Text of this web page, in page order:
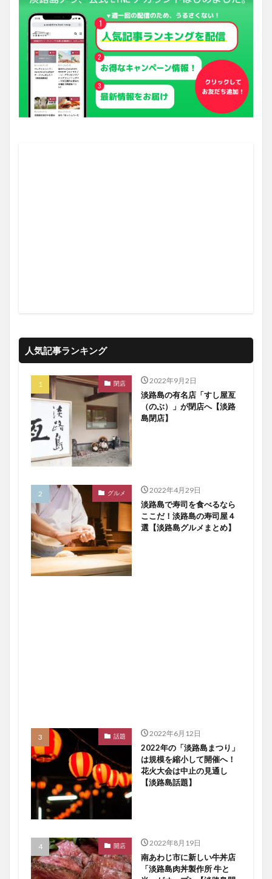
人気記事ランキング
閉店 2022年9月2日
淡路島の有名店「すし屋亙
（のぶ）」が閉店へ【淡路
島閉店】
グルメ 2022年4月29日
淡路島で寿司を食べるなら
ここだ！淡路島の寿司屋４
選【淡路島グルメまとめ】
話題 2022年6月12日
2022年の「淡路島まつり」
は規模を縮小して開催へ！
花火大会は中止の見通し
【淡路島話題】
開店 2022年8月19日
南あわじ市に新しい牛丼店
「淡路島肉丼製作所 牛と